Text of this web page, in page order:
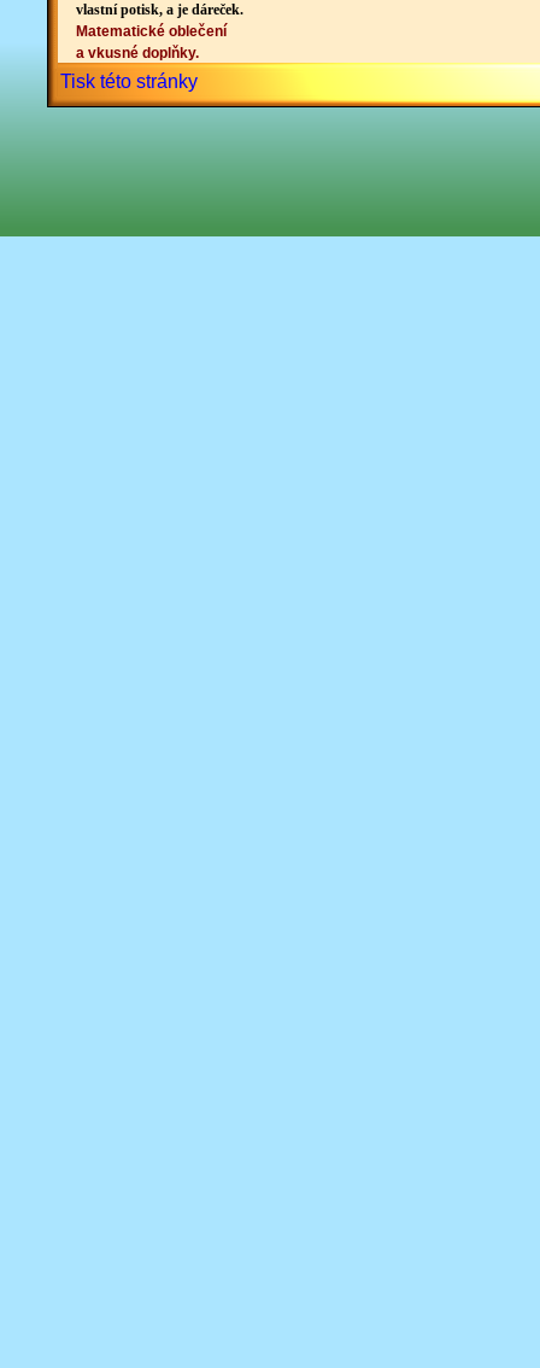
vlastní potisk, a je dáreček.
Matematické oblečení
a vkusné doplňky.
Tisk této stránky